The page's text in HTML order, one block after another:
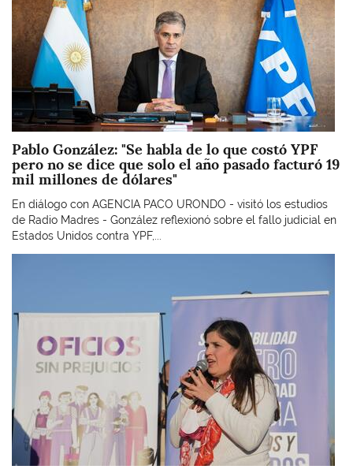
Pablo González: "Se habla de lo que costó YPF
pero no se dice que solo el año pasado facturó 19
mil millones de dólares"
En diálogo con AGENCIA PACO URONDO - visitó los estudios
de Radio Madres - González reflexionó sobre el fallo judicial en
Estados Unidos contra YPF,...